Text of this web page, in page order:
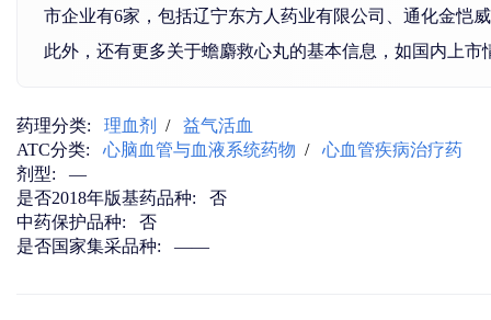
市企业有6家，包括辽宁东方人药业有限公司、通化金恺
此外，还有更多关于蟾麝救心丸的基本信息，如国内上
药理分类: 理血剂 /
益气活血
ATC分类:
心脑血管与血液系统药物 /
心血管疾病治疗药
剂型:
—
是否2018年版基药品种:
否
中药保护品种:
否
是否国家集采品种:
——